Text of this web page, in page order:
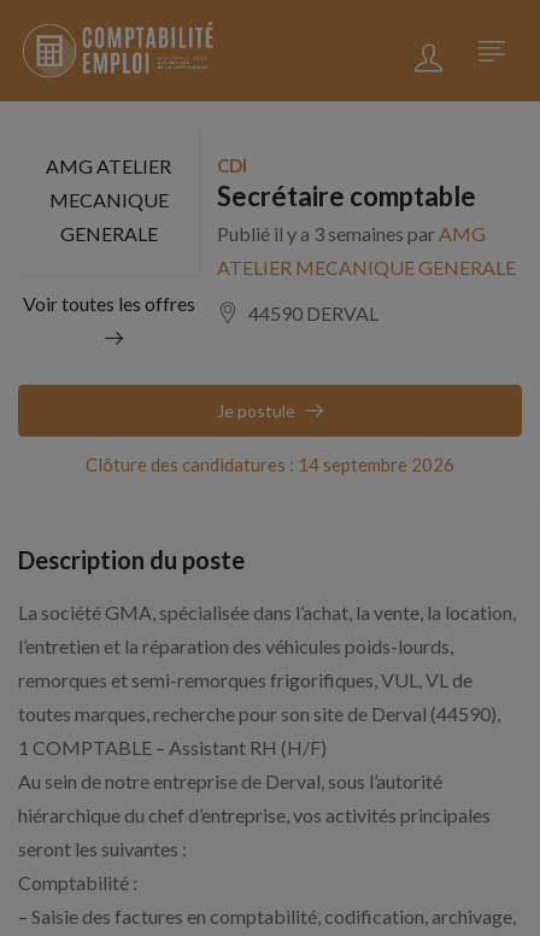
AMG ATELIER
MECANIQUE
GENERALE
Voir toutes les offres
CDI
Secrétaire comptable
Publié il y a 3 semaines parAMG
ATELIER MECANIQUE GENERALE
44590 DERVAL
Clôture des candidatures : 14 septembre 2026
Je postule
Description du poste
La société GMA, spécialisée dans l’achat, la vente, la location,
l’entretien et la réparation des véhicules poids-lourds,
remorques et semi-remorques frigorifiques, VUL, VL de
toutes marques, recherche pour son site de Derval (44590),
1 COMPTABLE – Assistant RH (H/F)
Au sein de notre entreprise de Derval, sous l’autorité
hiérarchique du chef d’entreprise, vos activités principales
seront les suivantes :
Comptabilité :
– Saisie des factures en comptabilité, codification, archivage,